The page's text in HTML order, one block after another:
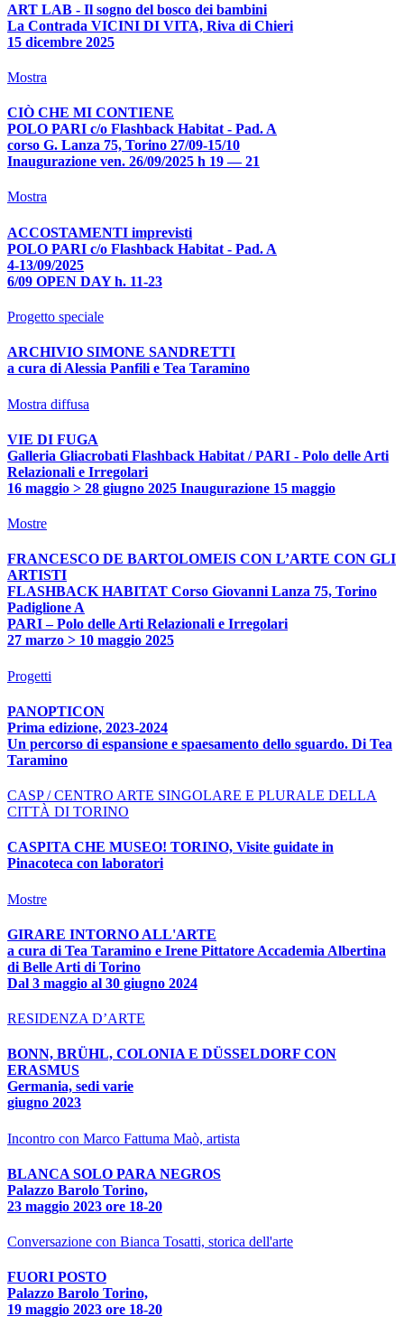
ART LAB - Il sogno del bosco dei bambini
La Contrada VICINI DI VITA, Riva di Chieri
15 dicembre 2025
Mostra
CIÒ CHE MI CONTIENE
POLO PARI c/o Flashback Habitat - Pad. A
corso G. Lanza 75, Torino 27/09-15/10
Inaugurazione ven. 26/09/2025 h 19 — 21
Mostra
ACCOSTAMENTI imprevisti
POLO PARI c/o Flashback Habitat - Pad. A
4-13/09/2025
6/09 OPEN DAY h. 11-23
Progetto speciale
ARCHIVIO SIMONE SANDRETTI
a cura di Alessia Panfili e Tea Taramino
Mostra diffusa
VIE DI FUGA
Galleria Gliacrobati Flashback Habitat / PARI - Polo delle Arti
Relazionali e Irregolari
16 maggio > 28 giugno 2025 Inaugurazione 15 maggio
Mostre
FRANCESCO DE BARTOLOMEIS CON L’ARTE CON GLI
ARTISTI
FLASHBACK HABITAT Corso Giovanni Lanza 75, Torino
Padiglione A
PARI – Polo delle Arti Relazionali e Irregolari
27 marzo > 10 maggio 2025
Progetti
PANOPTICON
Prima edizione, 2023-2024
Un percorso di espansione e spaesamento dello sguardo. Di Tea
Taramino
CASP / CENTRO ARTE SINGOLARE E PLURALE DELLA
CITTÀ DI TORINO
CASPITA CHE MUSEO! TORINO, Visite guidate in
Pinacoteca con laboratori
Mostre
GIRARE INTORNO ALL'ARTE
a cura di Tea Taramino e Irene Pittatore Accademia Albertina
di Belle Arti di Torino
Dal 3 maggio al 30 giugno 2024
RESIDENZA D’ARTE
BONN, BRÜHL, COLONIA E DÜSSELDORF CON
ERASMUS
Germania, sedi varie
giugno 2023
Incontro con Marco Fattuma Maò, artista
BLANCA SOLO PARA NEGROS
Palazzo Barolo Torino,
23 maggio 2023 ore 18-20
Conversazione con Bianca Tosatti, storica dell'arte
FUORI POSTO
Palazzo Barolo Torino,
19 maggio 2023 ore 18-20